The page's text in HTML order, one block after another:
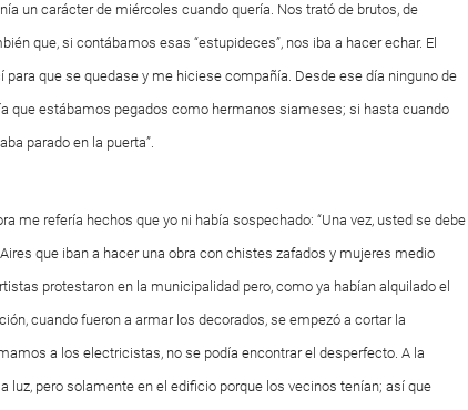
un carácter de miércoles cuando quería. Nos trató de brutos, de
que, si contábamos esas “estupideces”, nos iba a hacer echar. El
para que se quedase y me hiciese compañía. Desde ese día ninguno de
que estábamos pegados como hermanos siameses; si hasta cuando
parado en la puerta”.
me refería hechos que yo ni había sospechado: “Una vez, usted se debe
que iban a hacer una obra con chistes zafados y mujeres medio
protestaron en la municipalidad pero, como ya habían alquilado el
cuando fueron a armar los decorados, se empezó a cortar la
a los electricistas, no se podía encontrar el desperfecto. A la
luz, pero solamente en el edificio porque los vecinos tenían; así que